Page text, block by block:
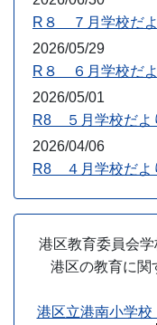
R８ ７月学校だ
2026/05/29
R８ ６月学校だ
2026/05/01
R8 ５月学校だよ
2026/04/06
R8 ４月学校だよ
港区教育委員会
港区の教育に関
港区立港南小学校